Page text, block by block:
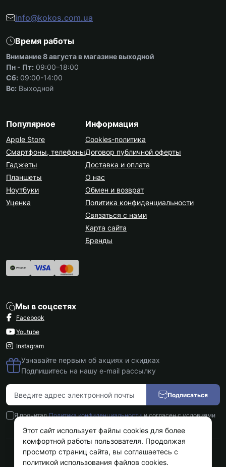
info@kokos.com.ua
Время работы
Внимание 8 августа в магазине выходной
Пн - Пт: 09:00–18:00
Сб: 09:00-14:00
Вс: Выходной
Популярное
Apple Store
Смартфоны, телефоны
Гаджеты
Планшеты
Ноутбуки
Уценка
Информация
Cookies-политика
Договор публичной оферты
Доставка и оплата
О нас
Обмен и возврат
Политика конфиденциальности
Связаться с нами
Карта сайта
Бренды
Мы в соцсетях
Facebook
Youtube
Instagram
Узнавайте первым об акциях и скидках
Подпишитесь на нашу e-mail рассылку
Подписаться
Я прочитал Политика конфиденциальности и согласен с условиями
Kokos.com.ua © 2026
Этот сайт использует файлы cookies для более
комфортной работы пользователя. Продолжая
просмотр страниц сайта, вы соглашаетесь с
политикой использования файлов cookies.